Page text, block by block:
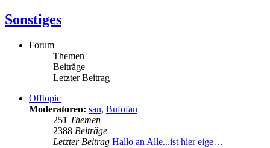
Sonstiges
Forum
Themen
Beiträge
Letzter Beitrag
Offtopic
Moderatoren: san, Bufofan
251 Themen
2388 Beiträge
Letzter Beitrag Hallo an Alle...ist hier eige…